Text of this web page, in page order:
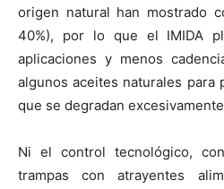
origen natural han mostrado
40%), por lo que el IMIDA
aplicaciones y menos
algunos aceites naturales para
que se degradan
Ni el control tecnológico,
trampas con atrayentes